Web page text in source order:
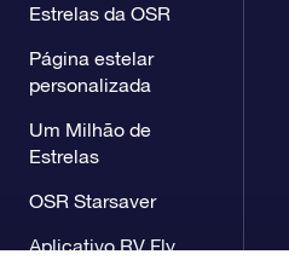
Estrelas da OSR
Página estelar
personalizada
Um Milhão de
Estrelas
OSR Starsaver
Aplicativo RV Fly